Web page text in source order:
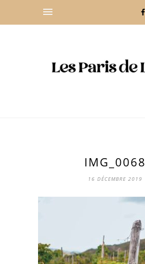
IMG_0068
16 DÉCEMBRE 2019